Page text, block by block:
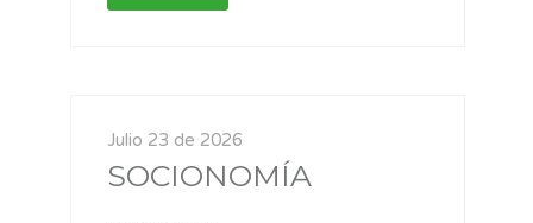
Julio 23 de 2026
SOCIONOMÍA